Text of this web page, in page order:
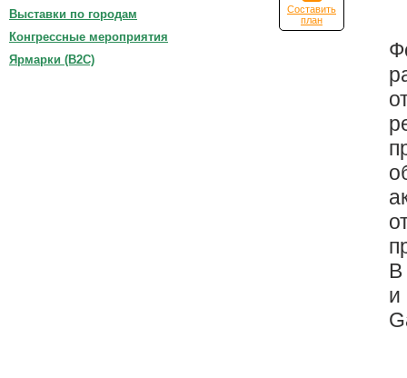
Составить
план
В
и
Выставки по городам
Конгрессные мероприятия
Ярмарки (B2C)